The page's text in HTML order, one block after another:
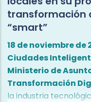
transformación
“smart”
18 de noviembre de
Ciudades
Ministerio de
Transformación
la industria